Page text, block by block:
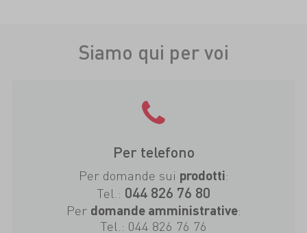
Siamo qui per voi
Per telefono
Per domande sui prodotti:
Tel.: 044 826 76 80
Per domande amministrative:
Tel.: 044 826 76 76